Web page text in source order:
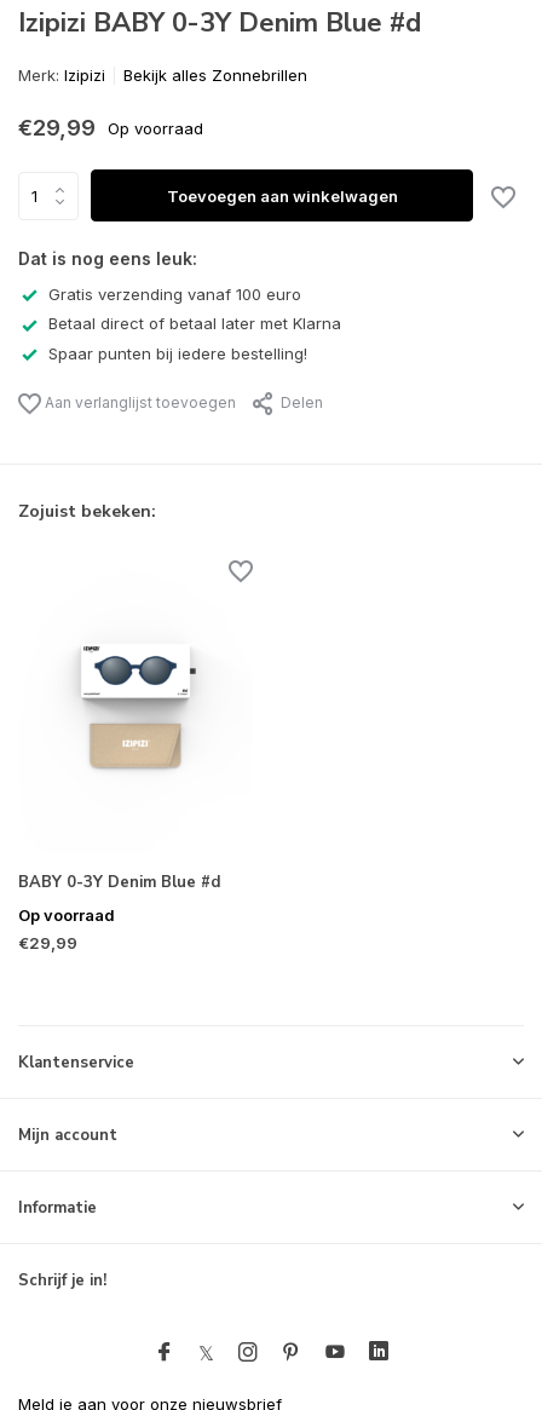
Izipizi BABY 0-3Y Denim Blue #d
Merk: Izipizi Bekijk alles Zonnebrillen
€29,99 Op voorraad
Toevoegen aan winkelwagen
Dat is nog eens leuk:
Gratis verzending vanaf 100 euro
Betaal direct of betaal later met Klarna
Spaar punten bij iedere bestelling!
Aan verlanglijst toevoegen Delen
Zojuist bekeken:
BABY 0-3Y Denim Blue #d
Op voorraad
€29,99
Klantenservice
Mijn account
Informatie
Schrijf je in!
Meld je aan voor onze nieuwsbrief